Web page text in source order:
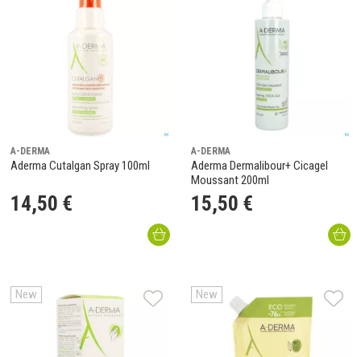
A-DERMA
Aderma Cutalgan Spray 100ml
14,50 €
A-DERMA
Aderma Dermalibour+ Cicagel
Moussant 200ml
15,50 €
New New